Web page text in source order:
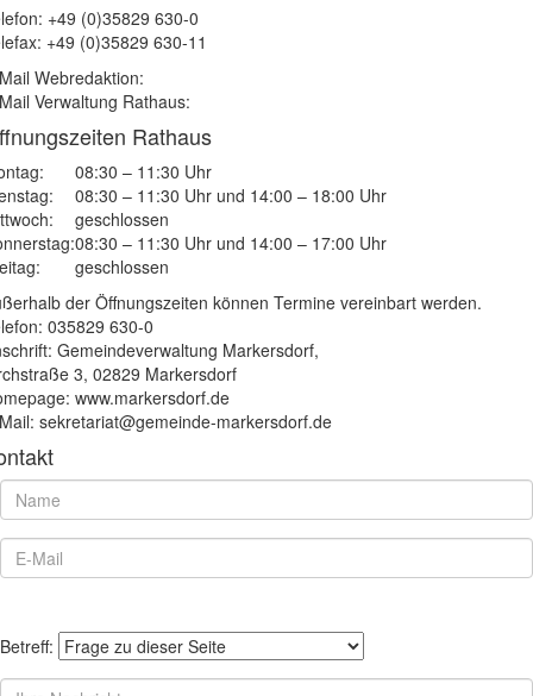
+49 (0)35829 630-0
+49 (0)35829 630-11
Webredaktion:
Verwaltung Rathaus:
Rathaus
08:30 – 11:30 Uhr
08:30 – 11:30 Uhr und 14:00 – 18:00 Uhr
geschlossen
08:30 – 11:30 Uhr und 14:00 – 17:00 Uhr
geschlossen
der Öffnungszeiten können Termine vereinbart werden.
035829 630-0
Gemeindeverwaltung Markersdorf,
3, 02829 Markersdorf
www.markersdorf.de
sekretariat@gemeinde-markersdorf.de
Betreff: